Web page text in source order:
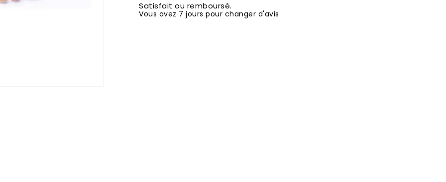
Satisfait ou remboursé.
Vous avez 7 jours pour changer d'avis